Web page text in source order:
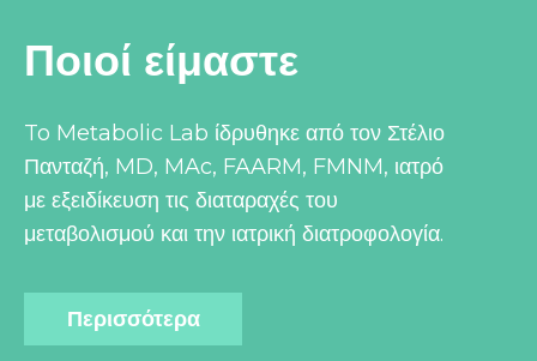
Ποιοί είμαστε
To Metabolic Lab ίδρυθηκε από τον Στέλιο
Πανταζή, MD, MAc, FAARM, FMNM, ιατρό
με εξειδίκευση τις διαταραχές του
μεταβολισμού και την ιατρική διατροφολογία.
Περισσότερα